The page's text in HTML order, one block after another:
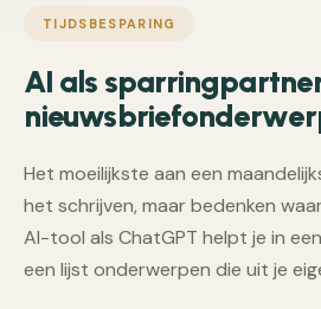
TIJDSBESPARING
AI als
Het moeilijkste aan een
het schrijven, maar bedenken
AI-tool als ChatGPT helpt je in
een lijst onderwerpen die uit je